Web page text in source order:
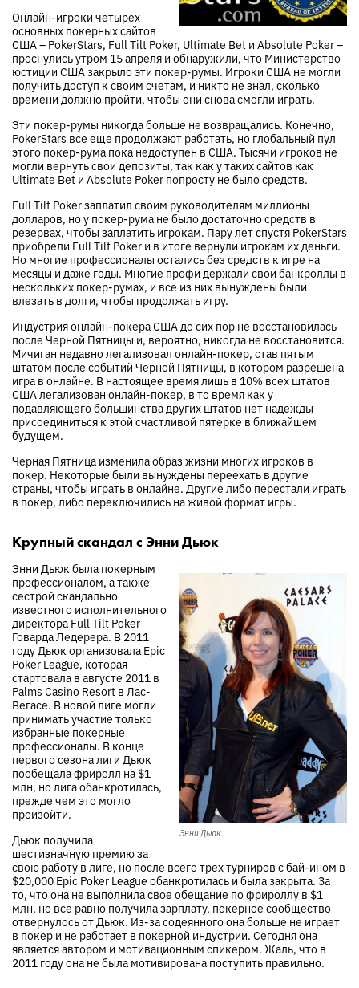
Онлайн-игроки четырех
основных покерных сайтов
США – PokerStars, Full Tilt Poker, Ultimate Bet и Absolute Poker –
проснулись утром 15 апреля и обнаружили, что Министерство
юстиции США закрыло эти покер-румы. Игроки США не могли
получить доступ к своим счетам, и никто не знал, сколько
времени должно пройти, чтобы они снова смогли играть.
Эти покер-румы никогда больше не возвращались. Конечно,
PokerStars все еще продолжают работать, но глобальный пул
этого покер-рума пока недоступен в США. Тысячи игроков не
могли вернуть свои депозиты, так как у таких сайтов как
Ultimate Bet и Absolute Poker попросту не было средств.
Full Tilt Poker заплатил своим руководителям миллионы
долларов, но у покер-рума не было достаточно средств в
резервах, чтобы заплатить игрокам. Пару лет спустя PokerStars
приобрели Full Tilt Poker и в итоге вернули игрокам их деньги.
Но многие профессионалы остались без средств к игре на
месяцы и даже годы. Многие профи держали свои банкроллы в
нескольких покер-румах, и все из них вынуждены были
влезать в долги, чтобы продолжать игру.
Индустрия онлайн-покера США до сих пор не восстановилась
после Черной Пятницы и, вероятно, никогда не восстановится.
Мичиган недавно легализовал онлайн-покер, став пятым
штатом после событий Черной Пятницы, в котором разрешена
игра в онлайне. В настоящее время лишь в 10% всех штатов
США легализован онлайн-покер, в то время как у
подавляющего большинства других штатов нет надежды
присоединиться к этой счастливой пятерке в ближайшем
будущем.
Черная Пятница изменила образ жизни многих игроков в
покер. Некоторые были вынуждены переехать в другие
страны, чтобы играть в онлайне. Другие либо перестали играть
в покер, либо переключились на живой формат игры.
Крупный скандал с Энни Дьюк
Энни Дьюк.
Энни Дьюк была покерным
профессионалом, а также
сестрой скандально
известного исполнительного
директора Full Tilt Poker
Говарда Ледерера. В 2011
году Дьюк организовала Epic
Poker League, которая
стартовала в августе 2011 в
Palms Casino Resort в Лас-
Вегасе. В новой лиге могли
принимать участие только
избранные покерные
профессионалы. В конце
первого сезона лиги Дьюк
пообещала фриролл на $1
млн, но лига обанкротилась,
прежде чем это могло
произойти.
Дьюк получила
шестизначную премию за
свою работу в лиге, но после всего трех турниров с бай-ином в
$20,000 Epic Poker League обанкротилась и была закрыта. За
то, что она не выполнила свое обещание по фрироллу в $1
млн, но все равно получила зарплату, покерное сообщество
отвернулось от Дьюк. Из-за содеянного она больше не играет
в покер и не работает в покерной индустрии. Сегодня она
является автором и мотивационным спикером. Жаль, что в
2011 году она не была мотивирована поступить правильно.